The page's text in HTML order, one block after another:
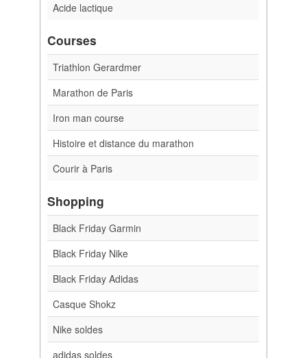
Acide lactique
Courses
Triathlon Gerardmer
Marathon de Paris
Iron man course
Histoire et distance du marathon
Courir à Paris
Shopping
Black Friday Garmin
Black Friday Nike
Black Friday Adidas
Casque Shokz
Nike soldes
adidas soldes